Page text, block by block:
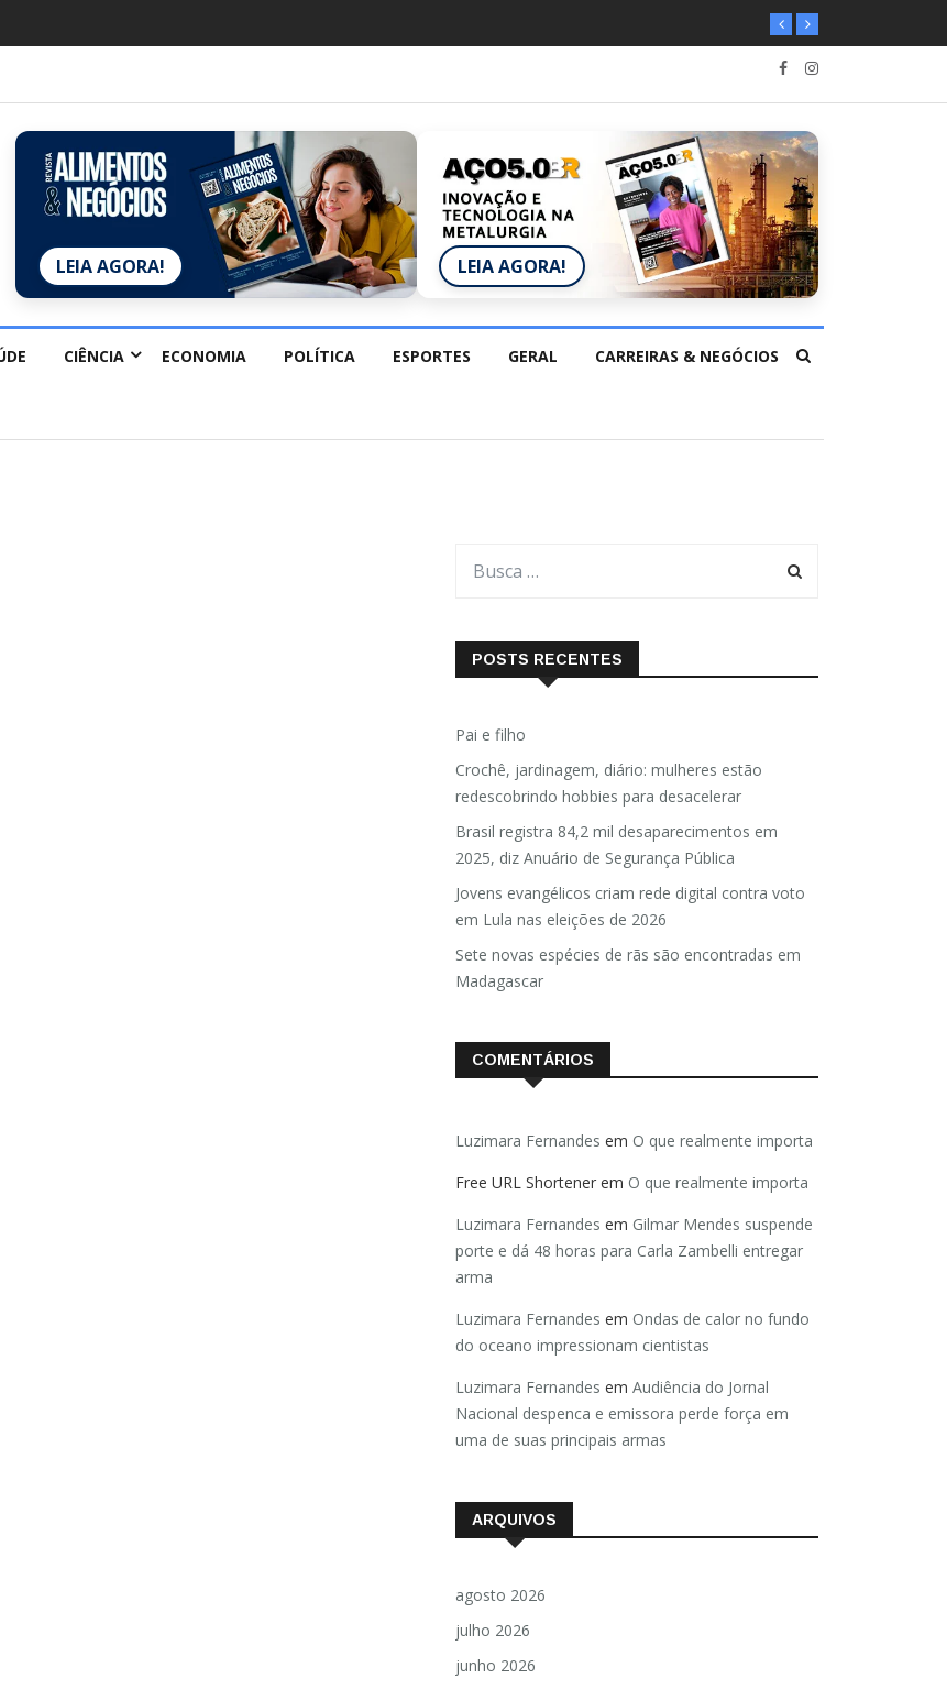
redescobrindo hobbies para desacelerar
LEIA AGORA! LEIA AGORA!
CIÊNCIA ECONOMIA POLÍTICA ESPORTES GERAL CARREIRAS & NEGÓCIOS
POSTS RECENTES
Pai e filho
Crochê, jardinagem, diário: mulheres estão
redescobrindo hobbies para desacelerar
Brasil registra 84,2 mil desaparecimentos em
2025, diz Anuário de Segurança Pública
Jovens evangélicos criam rede digital contra voto
em Lula nas eleições de 2026
Sete novas espécies de rãs são encontradas em
Madagascar
COMENTÁRIOS
Luzimara Fernandes em O que realmente importa
Free URL Shortener em O que realmente importa
Luzimara Fernandes em Gilmar Mendes suspende
porte e dá 48 horas para Carla Zambelli entregar
arma
Luzimara Fernandes em Ondas de calor no fundo
do oceano impressionam cientistas
Luzimara Fernandes em Audiência do Jornal
Nacional despenca e emissora perde força em
uma de suas principais armas
ARQUIVOS
agosto 2026
julho 2026
junho 2026